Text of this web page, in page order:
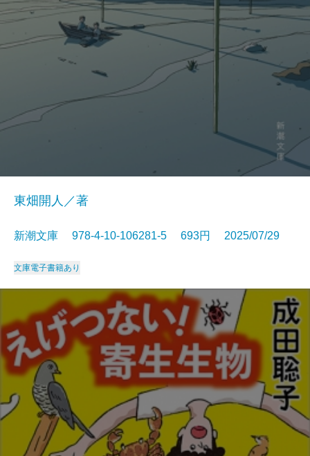
東畑開人／著
新潮文庫 978-4-10-106281-5 693円 2025/07/29
文庫電子書籍あり